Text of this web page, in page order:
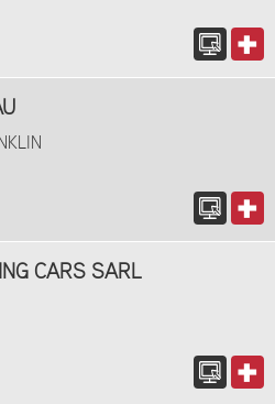
CARS SARL